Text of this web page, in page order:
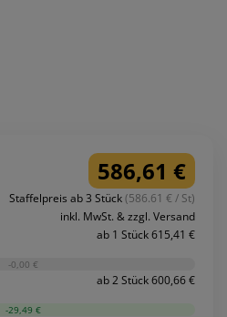
586,61 €
Staffelpreis ab 3 Stück(586.61 € / St)
inkl. MwSt. & zzgl. Versand
ab 1 Stück 615,41 €
-0,00 €
ab 2 Stück 600,66 €
-29,49 €